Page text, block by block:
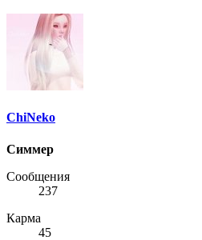
ChiNeko
Симмер
Сообщения
237
Карма
45